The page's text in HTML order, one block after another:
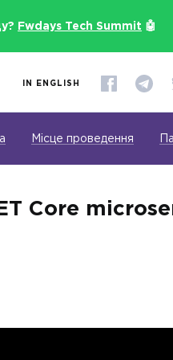
Fwdays Tech Summit 🤖
IN ENGLISH
Місце проведення
Core